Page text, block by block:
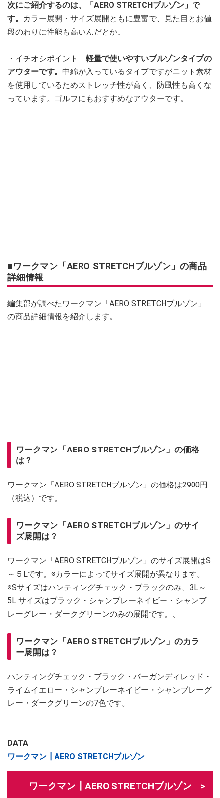
次にご紹介するのは、「AERO STRETCHブルゾン」で
す。
カラー展開・サイズ展開ともに豊富で、見た目とお値
段のわりに性能も高いんだとか。
・イチオシポイント： 軽量で使いやすいブルゾンタイプの
アウターです。 中綿が入っているタイプですがニット素材
を使用しているためストレッチ性が高く、防風性も高くな
っています。ゴルフにもおすすめなアウターです。
■ワークマン「AERO STRETCHブルゾン」の商品
詳細情報
編集部が調べたワークマン「AERO STRETCHブルゾン」
の商品詳細情報を紹介します。
ワークマン「AERO STRETCHブルゾン」の価格
は？
ワークマン「AERO STRETCHブルゾン」の価格は2900円
（税込）です。
ワークマン「AERO STRETCHブルゾン」のサイ
ズ展開は？
ワークマン「AERO STRETCHブルゾン」のサイズ展開はS
～５Lです。※カラーによってサイズ展開が異なります。
※Sサイズはハンティングチェック・ブラックのみ、3L～
5L サイズはブラック・シャンブレーネイビー・シャンブ
レーグレー・ダークグリーンのみの展開です。、
ワークマン「AERO STRETCHブルゾン」のカラ
ー展開は？
ハンティングチェック・ブラック・バーガンディレッド・
ライムイエロー・シャンブレーネイビー・シャンブレーグ
レー・ダークグリーンの7色です。
DATA
ワークマン┃AERO STRETCHブルゾン
ワークマン┃AERO STRETCHブルゾン